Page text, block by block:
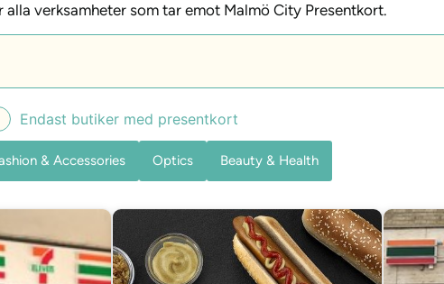
verksamheter som tar emot Malmö City Presentkort.
Endast butiker med presentkort
& Accessories Optics Beauty & Health